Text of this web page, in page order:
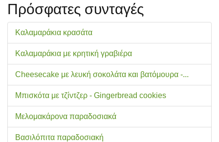
Πρόσφατες συνταγές
Καλαμαράκια κρασάτα
Καλαμαράκια με κρητική γραβιέρα
Cheesecake με λευκή σοκολάτα και βατόμουρα -...
Μπισκότα με τζίντζερ - Gingerbread cookies
Μελομακάρονα παραδοσιακά
Βασιλόπιτα παραδοσιακή